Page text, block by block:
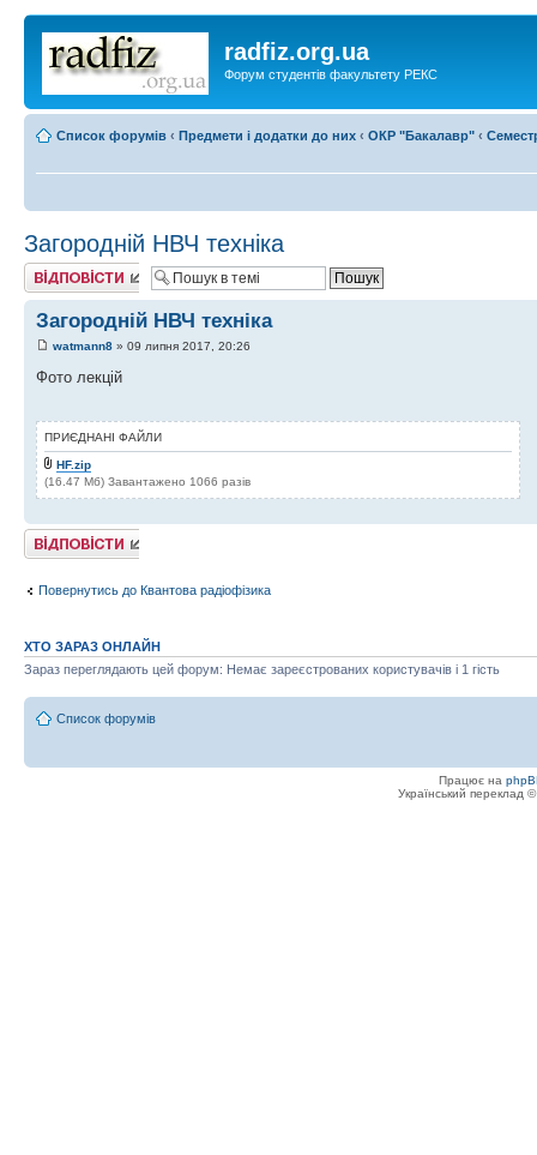
radfiz.org.ua
Форум студентів факультету РЕКС
Список форумів ‹ Предмети і додатки до них ‹ ОКР "Бакалавр" ‹
Загородній НВЧ техніка
Відповісти
Загородній НВЧ техніка
watmann8 » 09 липня 2017, 20:26
Фото лекцій
ПРИЄДНАНІ ФАЙЛИ
HF.zip
(16.47 Мб) Завантажено 1066 разів
Відповісти
Повернутись до Квантова радіофізика
ХТО ЗАРАЗ ОНЛАЙН
Зараз переглядають цей форум: Немає зареєстрованих користувачів і 1 гість
Список форумів
Працює на
Український переклад